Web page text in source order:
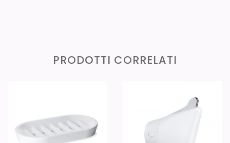
PRODOTTI CORRELATI